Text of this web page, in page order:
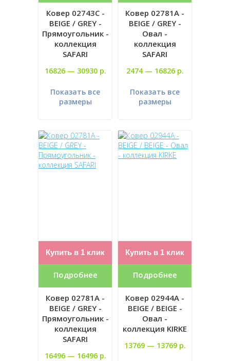
Ковер 02743C -
BEIGE / GREY -
Прямоугольник -
коллекция
SAFARI
16826 — 30930 р.
Показать все
размеры
Ковер 02781A -
BEIGE / GREY -
Овал -
коллекция
SAFARI
2474 — 16826 р.
Показать все
размеры
Купить в 1 клик
Подробнее
Ковер 02781A -
BEIGE / GREY -
Прямоугольник -
коллекция
SAFARI
16496 — 16496 р.
Купить в 1 клик
Подробнее
Ковер 02944A -
BEIGE / BEIGE -
Овал -
коллекция KIRKE
13769 — 13769 р.